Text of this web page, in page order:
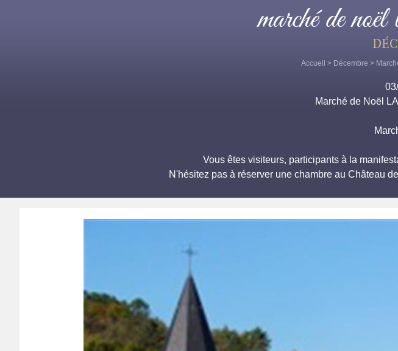
marché de
Accueil > Décembre >
Marché de Noël
Vous êtes visiteurs, participants à la
N'hésitez pas à réserver une chambre au Château